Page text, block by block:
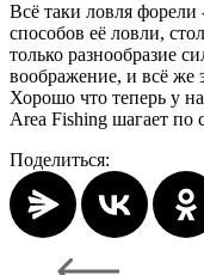
Всё таки ловля форели
способов её ловли,
только разнообразие
воображение, и всё же
Хорошо что теперь у
Area Fishing шагает по
Поделиться: